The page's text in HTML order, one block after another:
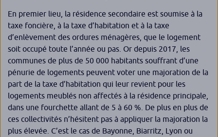
En premier lieu, la résidence secondaire est soumise à la
taxe foncière, à la taxe d’habitation et à la taxe
d’enlèvement des ordures ménagères, que le logement
soit occupé toute l’année ou pas. Or depuis 2017, les
communes de plus de 50 000 habitants souffrant d’une
pénurie de logements peuvent voter une majoration de la
part de la taxe d’habitation qui leur revient pour les
logements meublés non affectés à la résidence principale,
dans une fourchette allant de 5 à 60 %. De plus en plus de
ces collectivités n’hésitent pas à appliquer la majoration la
plus élevée. C’est le cas de Bayonne, Biarritz, Lyon ou